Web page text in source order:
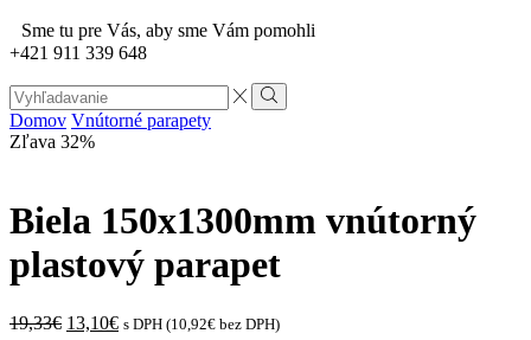
Sme tu pre Vás, aby sme Vám pomohli
+421 911 339 648
Search
input
Vyhľadávanie
Domov Vnútorné parapety
Zľava 32%
Biela 150x1300mm vnútorný
plastový parapet
19,33€ Original
13,10€Current
s DPH (10,92€ bez DPH)